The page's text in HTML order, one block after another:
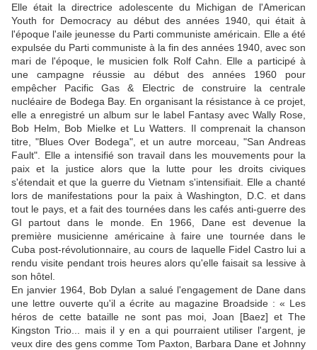
Elle était la directrice adolescente du Michigan de l'American
Youth for Democracy au début des années 1940, qui était à
l'époque l'aile jeunesse du Parti communiste américain. Elle a été
expulsée du Parti communiste à la fin des années 1940, avec son
mari de l'époque, le musicien folk Rolf Cahn. Elle a participé à
une campagne réussie au début des années 1960 pour
empêcher Pacific Gas & Electric de construire la centrale
nucléaire de Bodega Bay. En organisant la résistance à ce projet,
elle a enregistré un album sur le label Fantasy avec Wally Rose,
Bob Helm, Bob Mielke et Lu Watters. Il comprenait la chanson
titre, "Blues Over Bodega", et un autre morceau, "San Andreas
Fault". Elle a intensifié son travail dans les mouvements pour la
paix et la justice alors que la lutte pour les droits civiques
s'étendait et que la guerre du Vietnam s'intensifiait. Elle a chanté
lors de manifestations pour la paix à Washington, D.C. et dans
tout le pays, et a fait des tournées dans les cafés anti-guerre des
GI partout dans le monde. En 1966, Dane est devenue la
première musicienne américaine à faire une tournée dans le
Cuba post-révolutionnaire, au cours de laquelle Fidel Castro lui a
rendu visite pendant trois heures alors qu'elle faisait sa lessive à
son hôtel.
En janvier 1964, Bob Dylan a salué l'engagement de Dane dans
une lettre ouverte qu'il a écrite au magazine Broadside : « Les
héros de cette bataille ne sont pas moi, Joan [Baez] et The
Kingston Trio... mais il y en a qui pourraient utiliser l'argent, je
veux dire des gens comme Tom Paxton, Barbara Dane et Johnny